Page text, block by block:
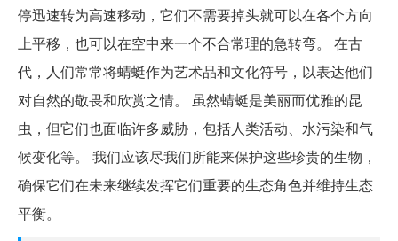
停迅速转为高速移动，它们不需要掉头就可以在各个方向
上平移，也可以在空中来一个不合常理的急转弯。 在古
代，人们常常将蜻蜓作为艺术品和文化符号，以表达他们
对自然的敬畏和欣赏之情。 虽然蜻蜓是美丽而优雅的昆
虫，但它们也面临许多威胁，包括人类活动、水污染和气
候变化等。 我们应该尽我们所能来保护这些珍贵的生物，
确保它们在未来继续发挥它们重要的生态角色并维持生态
平衡。